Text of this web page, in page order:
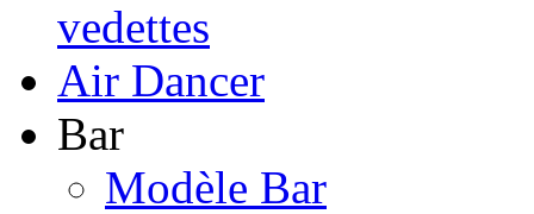
vedettes
Air Dancer
Bar
Modèle Bar